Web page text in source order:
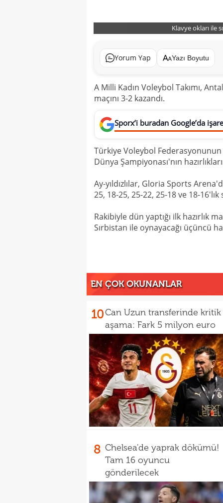
Klavye okları ile
Yorum Yap Yazı Boyutu
A Milli Kadın Voleybol Takımı,
maçını 3-2 kazandı.
Sporx’i buradan Google’da
Türkiye Voleybol
Dünya Şampiyonası'nın
Ay-yıldızlılar, Gloria Sports
25, 18-25, 25-22, 25-18 ve 18-
Rakibiyle dün yaptığı ilk hazırlık
Sırbistan ile oynayacağı üçüncü
EN ÇOK OKUNANLAR
10Can Uzun transferinde kritik
aşama: Fark 5 milyon euro
8 Chelsea'de yaprak dökümü!
Tam 16 oyuncu
gönderilecek